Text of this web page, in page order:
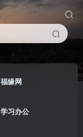
福缘网
学习办公